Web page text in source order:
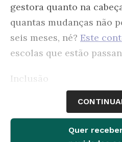
gestora quanto na
quantas mudanças não
seis meses, né? Este
escolas que estão
Inclusão
A pedagoga e
MonalizaHaddad
com deficiências e 20
Quer